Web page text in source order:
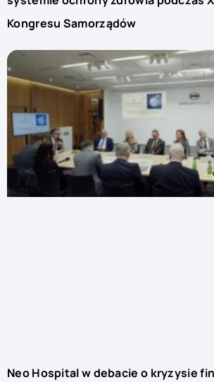
Kongresu Samorządów
Neo Hospital w debacie o kryzysie